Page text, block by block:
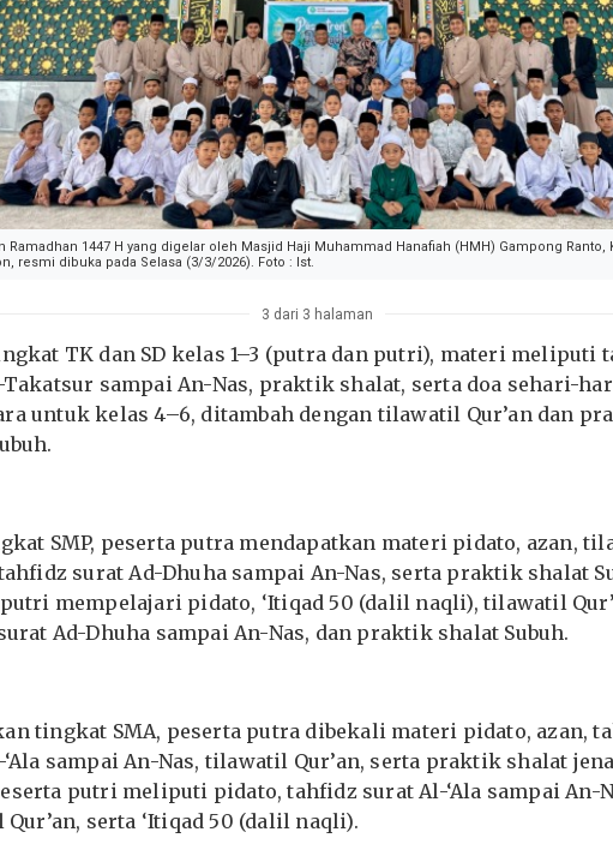
Ramadhan 1447 H yang digelar oleh Masjid Haji Muhammad Hanafiah (HMH) Gampong Ranto,
resmi dibuka pada Selasa (3/3/2026). Foto : Ist.
3 dari 3 halaman
TK dan SD kelas 1–3 (putra dan putri), materi meliputi
Takatsur sampai An-Nas, praktik shalat, serta doa sehari-
untuk kelas 4–6, ditambah dengan tilawatil Qur’an dan
SMP, peserta putra mendapatkan materi pidato, azan,
tahfidz surat Ad-Dhuha sampai An-Nas, serta praktik shalat
mempelajari pidato, ‘Itiqad 50 (dalil naqli), tilawatil
Ad-Dhuha sampai An-Nas, dan praktik shalat Subuh.
tingkat SMA, peserta putra dibekali materi pidato, azan,
sampai An-Nas, tilawatil Qur’an, serta praktik shalat
putri meliputi pidato, tahfidz surat Al-‘Ala sampai An-
serta ‘Itiqad 50 (dalil naqli).